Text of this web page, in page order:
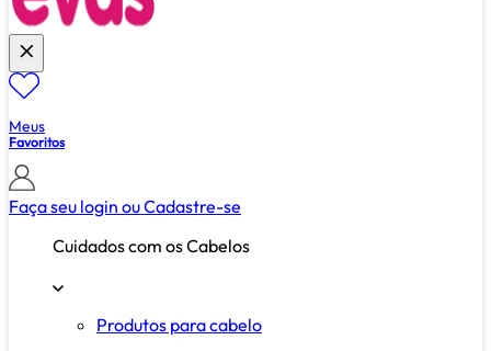
Meus
Favoritos
Faça seu login ouCadastre-se
Cuidados com os Cabelos
Produtos para cabelo